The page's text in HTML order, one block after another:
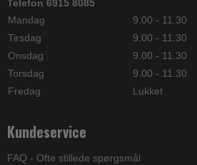
Telefon 6915 8085
Mandag
9.00 - 11.30
Tirsdag
9.00 - 11.30
Onsdag
9.00 - 11.30
Torsdag
9.00 - 11.30
Fredag
Lukket
Kundeservice
FAQ - Ofte stillede spørgsmål